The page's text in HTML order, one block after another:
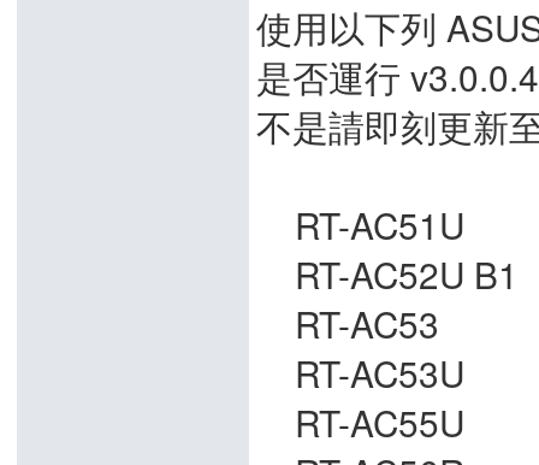
使用以下列
是否運行
不是請即刻更新
RT-AC51U
RT-AC52U B1
RT-AC53
RT-AC53U
RT-AC55U